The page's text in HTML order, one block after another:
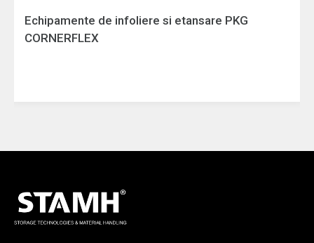
Echipamente de infoliere si etansare PKG
CORNERFLEX